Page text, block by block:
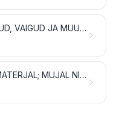
ELLAK; KUMMIVAIGUD, VAIGUD JA MUUD TAIMEMAHLAD JA -EKSTRAKTID
TAIMNE PUNUMISMATERJAL; MUJAL NIMETAMATA TAIMSED TOOTED